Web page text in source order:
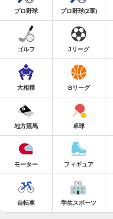
プロ野球 プロ野球(2軍)
ゴルフ Jリーグ
大相撲 Bリーグ
地方競馬 卓球
モーター フィギュア
自転車 学生スポーツ